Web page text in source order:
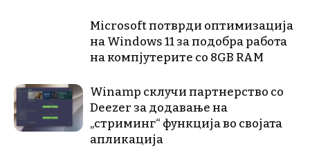
Microsoft потврди оптимизација
на Windows 11 за подобра работа
на компјутерите со 8GB RAM
Winamp склучи партнерство со
Deezer за додавање на
„стриминг“ функција во својата
апликација